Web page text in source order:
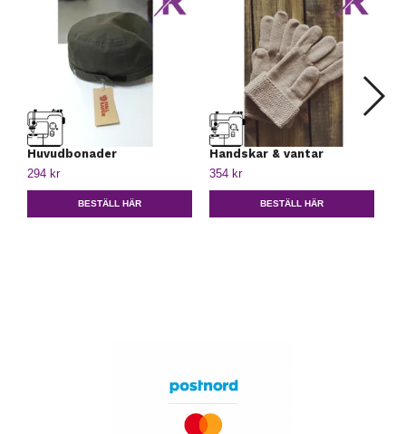
Huvudbonader
294 kr
BESTÄLL HÄR
Handskar & vantar
354 kr
BESTÄLL HÄR